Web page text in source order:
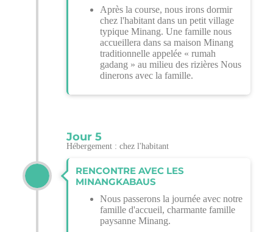
Après la course, nous irons dormir
chez l'habitant dans un petit village
typique Minang. Une famille nous
accueillera dans sa maison Minang
traditionnelle appelée « rumah
gadang » au milieu des rizières Nous
dinerons avec la famille.
Jour 5
Hébergement : chez l'habitant
RENCONTRE AVEC LES
MINANGKABAUS
Nous passerons la journée avec notre
famille d'accueil, charmante famille
paysanne Minang.